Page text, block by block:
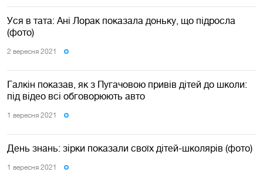
Уся в тата: Ані Лорак показала доньку, що підросла
(фото)
2 вересня 2021
Галкін показав, як з Пугачовою привів дітей до школи:
під відео всі обговорюють авто
1 вересня 2021
День знань: зірки показали своїх дітей-школярів (фото)
1 вересня 2021